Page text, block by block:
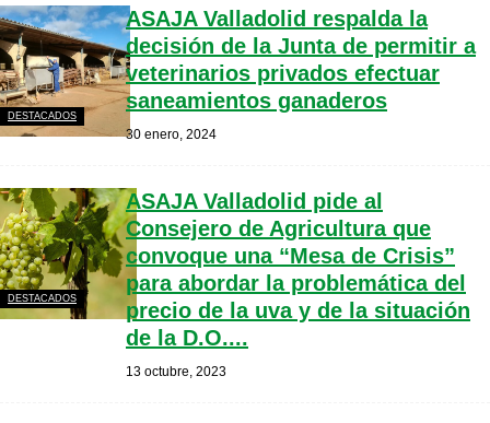
DESTACADOS
ASAJA Valladolid respalda la
decisión de la Junta de permitir a
veterinarios privados efectuar
saneamientos ganaderos
30 enero, 2024
DESTACADOS
ASAJA Valladolid pide al
Consejero de Agricultura que
convoque una “Mesa de Crisis”
para abordar la problemática del
precio de la uva y de la situación
de la D.O....
13 octubre, 2023